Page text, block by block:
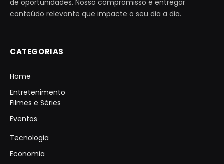
de oportunidades. Nosso compromisso é entregar
conteúdo relevante que impacte o seu dia a dia.
CATEGORIAS
Home
Entretenimento
Filmes e Séries
Eventos
Tecnologia
Economia